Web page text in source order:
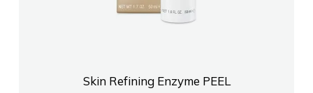
Skin Refining Enzyme PEEL